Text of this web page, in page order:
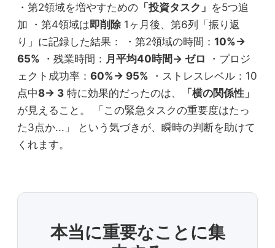
・第2領域を増やすための 「投資タスク」 を5つ追
加 ・第4領域は即削除 1ヶ月後、第6列「振り返
り」に記録した結果： ・第2領域の時間： 10%→
65% ・残業時間： 月平均40時間→ ゼロ ・プロジ
ェクト成功率： 60%→ 95% ・ストレスレベル：10
点中8→ 3 特に効果的だったのは、
「横の関係性」
が見えること。 「この緊急タスクの重要度はたっ
た3点か...」 という気づきが、瞬時の判断を助けて
くれます。
本当に重要なことに集